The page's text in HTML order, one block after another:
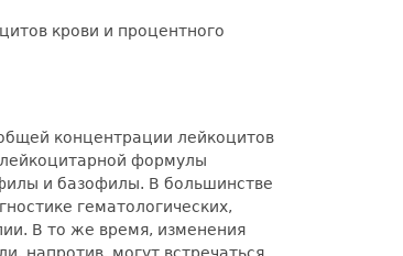
крови и процентного
концентрации лейкоцитов
лейкоцитарной формулы
и базофилы. В большинстве
гематологических,
В то же время, изменения
напротив, могут встречаться